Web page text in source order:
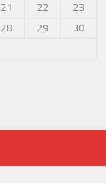
21 22
23
28 29
30